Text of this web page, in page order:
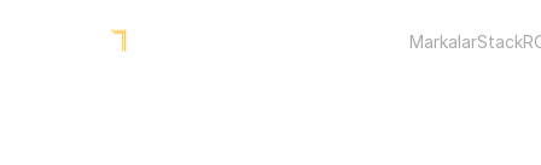
MarkalarStack